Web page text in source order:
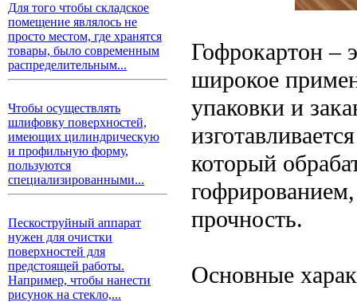
Для того чтобы складское
помещение являлось не
просто местом, где хранятся
товары, было современным
распределительным...
Чтобы осуществлять
шлифовку поверхностей,
имеющих цилиндрическую
и профильную форму,
пользуются
специализированными...
Пескоструйный аппарат
нужен для очистки
поверхностей для
предстоящей работы.
Например, чтобы нанести
рисунок на стекло,...
Гофрокартон –
широкое
упаковки и
который
прочность.
Основные